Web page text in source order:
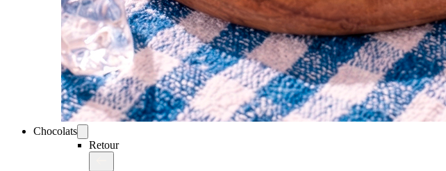
Chocolats
Retour